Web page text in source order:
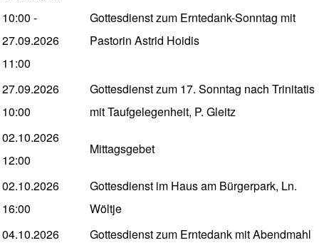
10:00 -
27.09.2026
11:00
Gottesdienst zum Erntedank-Sonntag mit
Pastorin Astrid Hoidis
27.09.2026
10:00
Gottesdienst zum 17. Sonntag nach Trinitatis
mit Taufgelegenheit, P. Gleitz
02.10.2026
12:00
Mittagsgebet
02.10.2026
16:00
Gottesdienst im Haus am Bürgerpark, Ln.
Wöltje
04.10.2026
Gottesdienst zum Erntedank mit Abendmahl